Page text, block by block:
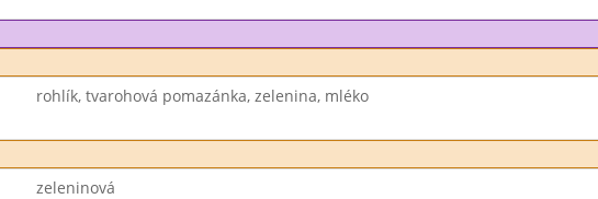
rohlík, tvarohová pomazánka, zelenina, mléko
zeleninová